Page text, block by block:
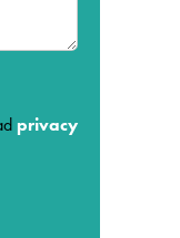
privacy